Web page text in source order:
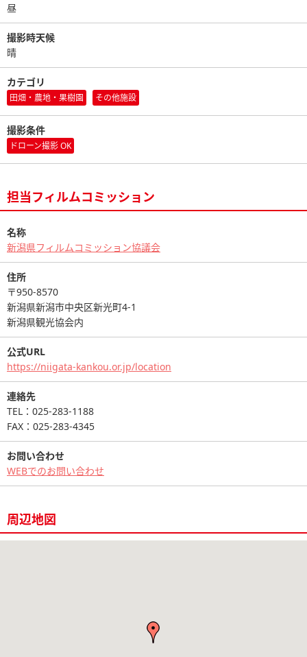
昼
撮影時天候
晴
カテゴリ
田畑・農地・果樹園 その他施設
撮影条件
ドローン撮影 OK
担当フィルムコミッション
名称
新潟県フィルムコミッション協議会
住所
〒950-8570
新潟県新潟市中央区新光町4-1
新潟県観光協会内
公式URL
https://niigata-kankou.or.jp/location
連絡先
TEL：025-283-1188
FAX：025-283-4345
お問い合わせ
WEBでのお問い合わせ
周辺地図